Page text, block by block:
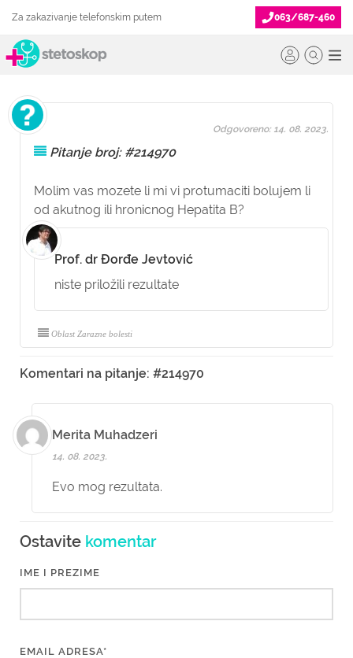
Za zakazivanje telefonskim putem 063/687-460
Pitanje broj: #214970
Molim vas mozete li mi vi protumaciti bolujem li
od akutnog ili hronicnog Hepatita B?
Odgovoreno: 14. 08. 2023.
Prof. dr Đorđe Jevtović
niste priložili rezultate
Oblast Zarazne bolesti
Komentari na pitanje: #214970
Merita Muhadzeri
14. 08. 2023.
Evo mog rezultata.
Ostavite komentar
IME I PREZIME
EMAIL ADRESA*